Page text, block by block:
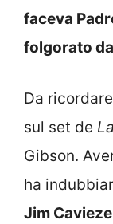
faceva
folgorato
Da
sul set de
Gibson.
ha
Jim